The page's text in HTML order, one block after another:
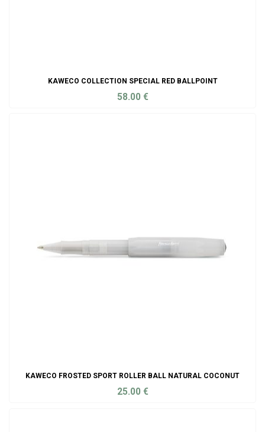
KAWECO COLLECTION SPECIAL RED BALLPOINT
58.00 €
KAWECO FROSTED SPORT ROLLER BALL NATURAL COCONUT
25.00 €